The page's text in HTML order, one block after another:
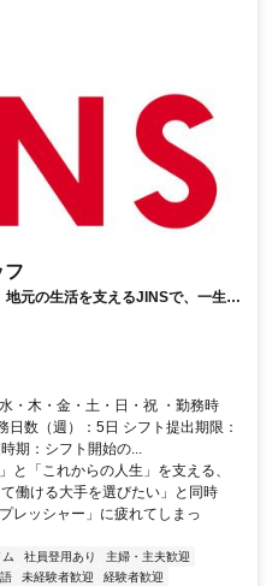
フ
地元の生活を支えるJINSで、一生モ
応相談
・木・金・土・日・祝 ・勤務時
数（週）：5日 シフト提出期限：
期：シフト開始の...
と「これからの人生」を支える、
働ける大手を選びたい」と同時
レッシャー」に疲れてしまっ
社員登用あり
主婦・主夫歓迎
未経験者歓迎
経験者歓迎